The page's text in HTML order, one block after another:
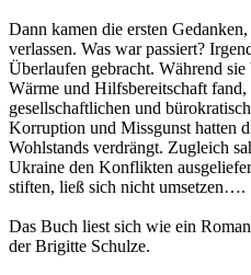
Dann kamen die ersten
verlassen. Was war passiert?
Überlaufen ­gebracht. Während
Wärme und Hilfsbereitschaft
gesellschaftlichen und
Korruption und Missgunst hatten
Wohlstands ­verdrängt. Zugleich
Ukraine den Konflikten
stiften, ließ sich nicht ­umsetzen….
Das Buch liest sich wie ein
der Brigitte Schulze.